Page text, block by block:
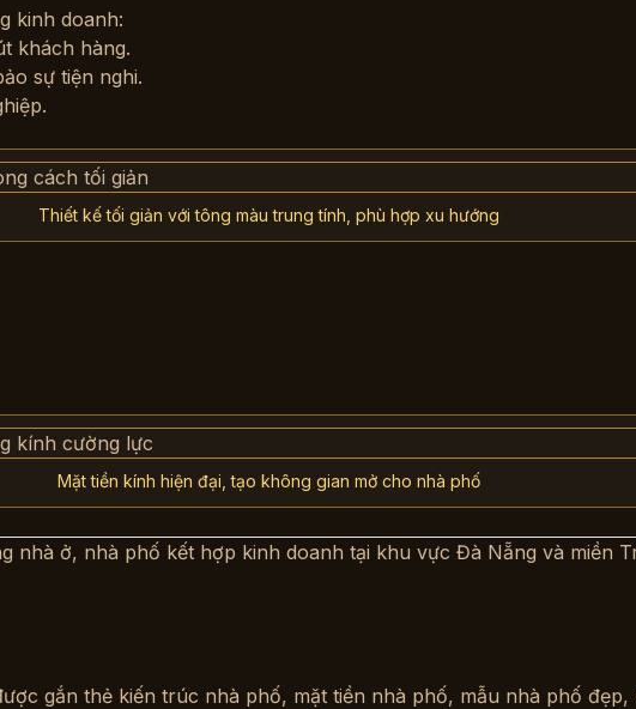
kinh doanh:
khách hàng.
sự tiện nghi.
Thiết kế tối giản với tông màu trung tính, phù hợp xu hướng
Mặt tiền kính hiện đại, tạo không gian mở cho nhà phố
nhà ở, nhà phố kết hợp kinh doanh tại khu vực Đà Nẵng và miền
gắn thẻ kiến trúc nhà phố, mặt tiền nhà phố, mẫu nhà phố đẹp,